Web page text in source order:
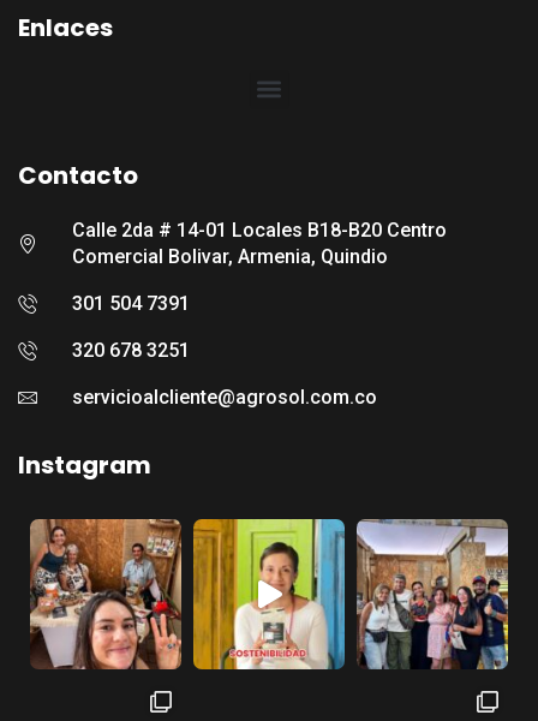
Enlaces
Contacto
Calle 2da # 14-01 Locales B18-B20 Centro
Comercial Bolivar, Armenia, Quindio
301 504 7391
320 678 3251
servicioalcliente@agrosol.com.co
Instagram